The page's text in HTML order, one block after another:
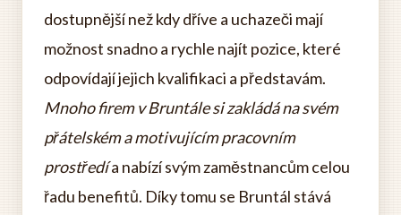
dostupnější než kdy dříve a uchazeči mají
možnost snadno a rychle najít pozice, které
odpovídají jejich kvalifikaci a představám.
Mnoho firem v Bruntále si zakládá na svém
přátelském a motivujícím pracovním
prostředía nabízí svým zaměstnancům celou
řadu benefitů. Díky tomu se Bruntál stává